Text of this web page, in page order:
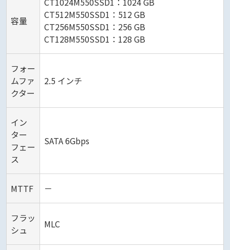
容量
CT512M550SSD1：512 GB
CT256M550SSD1：256 GB
CT128M550SSD1：128 GB
フォー
ムファ
クター
2.5 インチ
イン
ター
フェー
ス
SATA 6Gbps
MTTF －
フラッ
シュ
MLC